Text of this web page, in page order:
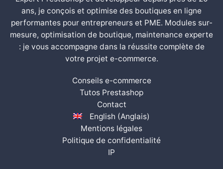
ans, je conçois et optimise des boutiques en ligne
performantes pour entrepreneurs et PME. Modules sur-
mesure, optimisation de boutique, maintenance experte
: je vous accompagne dans la réussite complète de
votre projet e-commerce.
Conseils e-commerce
Tutos Prestashop
Contact
English (Anglais)
Mentions légales
Politique de confidentialité
IP